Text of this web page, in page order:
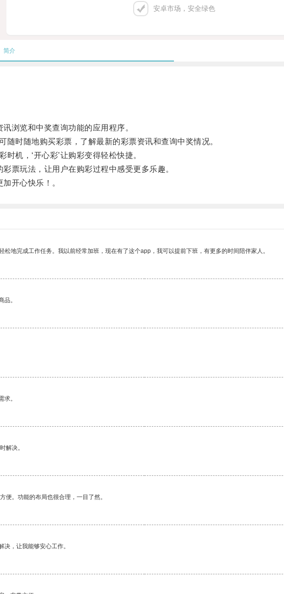
安卓市场，安全绿色
简介
浏览和中奖查询功能的应用程序。
时随地购买彩票，了解最新的彩票资讯和查询中奖情况。
机，‘开心彩’让购彩变得轻松快捷。
票玩法，让用户在购彩过程中感受更多乐趣。
开心快乐！。
地完成工作任务。我以前经常加班，现在有了这个app，我可以提前下班，有更多的时间陪伴家人。
品。
求。
解决。
便。功能的布局也很合理，一目了然。
，让我能够安心工作。